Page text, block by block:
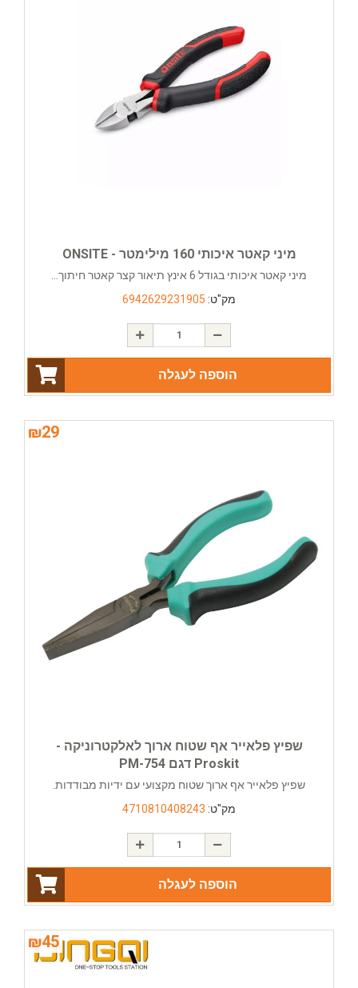
מיני קאטר איכותי 160 מילימטר - ONSITE
מיני קאטר איכותי בגודל 6 אינץ תיאור קצר קאטר חיתוך...
מק"ט: 6942629231905
הוספה לעגלה
₪29
שפיץ פלאייר אף שטוח ארוך לאלקטרוניקה -
Proskit דגם PM-754
שפיץ פלאייר אף ארוך שטוח מקצועי עם ידיות מבודדות.
מק"ט: 4710810408243
הוספה לעגלה
₪45